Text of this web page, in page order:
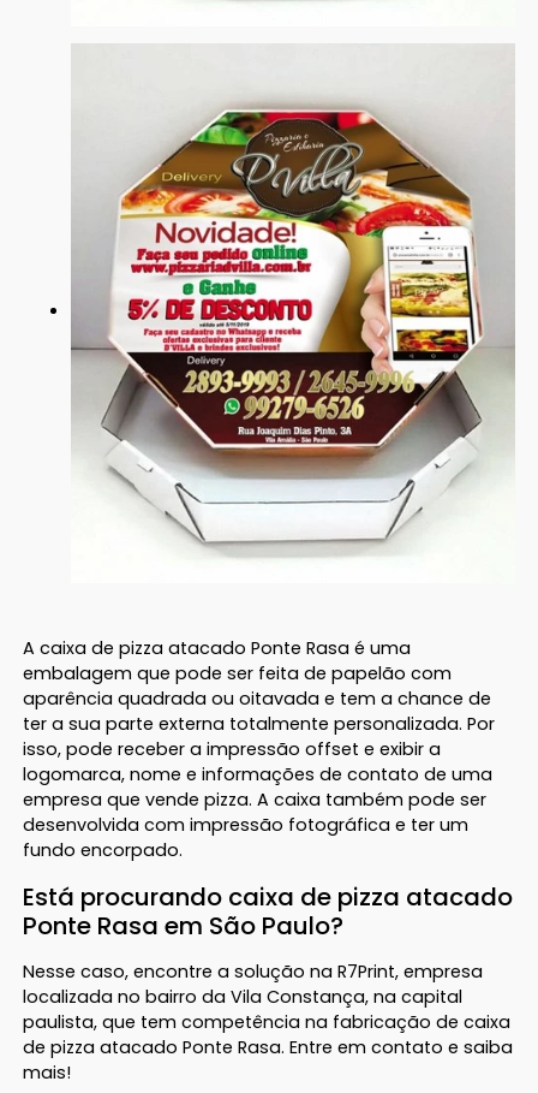
A caixa de pizza atacado Ponte Rasa é uma
embalagem que pode ser feita de papelão com
aparência quadrada ou oitavada e tem a chance de
ter a sua parte externa totalmente personalizada. Por
isso, pode receber a impressão offset e exibir a
logomarca, nome e informações de contato de uma
empresa que vende pizza. A caixa também pode ser
desenvolvida com impressão fotográfica e ter um
fundo encorpado.
Está procurando caixa de pizza atacado
Ponte Rasa em São Paulo?
Nesse caso, encontre a solução na R7Print, empresa
localizada no bairro da Vila Constança, na capital
paulista, que tem competência na fabricação de caixa
de pizza atacado Ponte Rasa. Entre em contato e saiba
mais!